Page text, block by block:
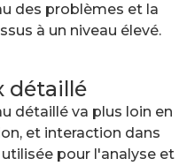
des problèmes et la
à un niveau élevé.
détaillé
détaillé va plus loin en
et interaction dans
pour l'analyse et